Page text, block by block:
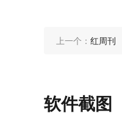
上一个： 红周刊
软件截图